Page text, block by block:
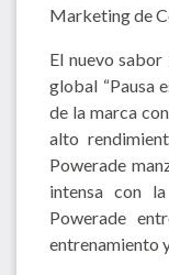
Marketing de
El nuevo
global “Pausa
de la marca
alto
Powerade
intensa con
Powerade
entrenamiento